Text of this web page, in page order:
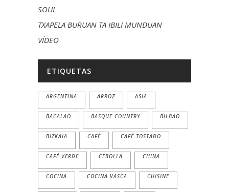
SOUL
TXAPELA BURUAN TA IBILI MUNDUAN
VÍDEO
ETIQUETAS
ARGENTINA ARROZ ASIA
BACALAO BASQUE COUNTRY BILBAO
BIZKAIA CAFÉ CAFÉ TOSTADO
CAFÉ VERDE CEBOLLA CHINA
COCINA COCINA VASCA CUISINE